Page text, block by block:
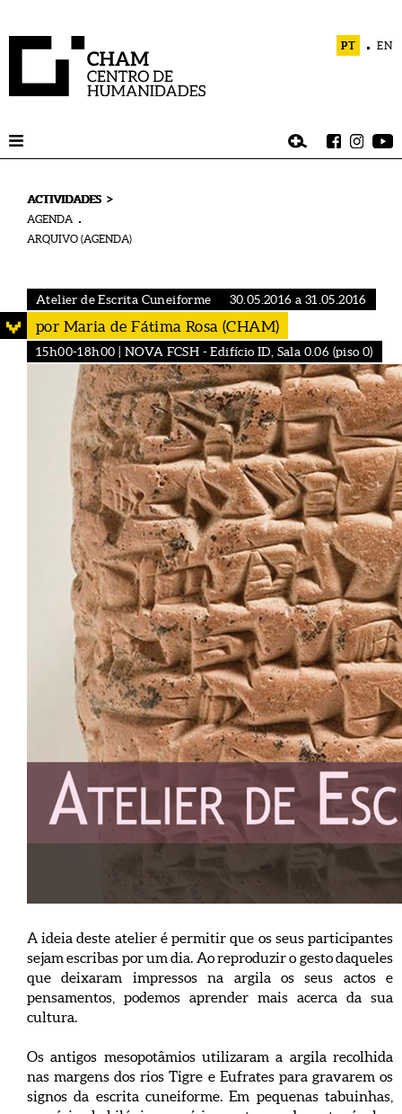
PT EN
ACTIVIDADES >
AGENDA
ARQUIVO (AGENDA)
Atelier de Escrita Cuneiforme 30.05.2016 a 31.05.2016
por Maria de Fátima Rosa (CHAM)
15h00-18h00 | NOVA FCSH - Edifício ID, Sala 0.06 (piso 0)
A ideia deste atelier é permitir que os seus participantes
sejam escribas por um dia. Ao reproduzir o gesto daqueles
que deixaram impressos na argila os seus actos e
pensamentos, podemos aprender mais acerca da sua
cultura.
Os antigos mesopotâmios utilizaram a argila recolhida
nas margens dos rios Tigre e Eufrates para gravarem os
signos da escrita cuneiforme. Em pequenas tabuinhas,